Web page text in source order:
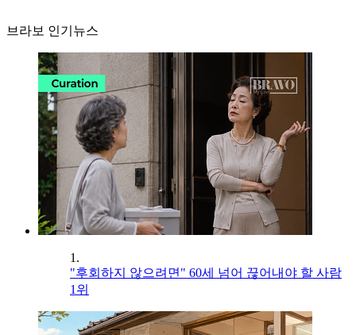
브라보 인기뉴스
1.
"후회하지 않으려면" 60세 넘어 끊어내야 할 사람
1위